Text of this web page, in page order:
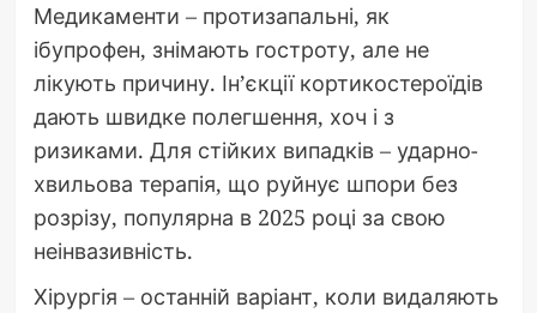
Медикаменти – протизапальні, як
ібупрофен, знімають гостроту, але не
лікують причину. Ін’єкції кортикостероїдів
дають швидке полегшення, хоч і з
ризиками. Для стійких випадків – ударно-
хвильова терапія, що руйнує шпори без
розрізу, популярна в 2025 році за свою
неінвазивність.
Хірургія – останній варіант, коли видаляють